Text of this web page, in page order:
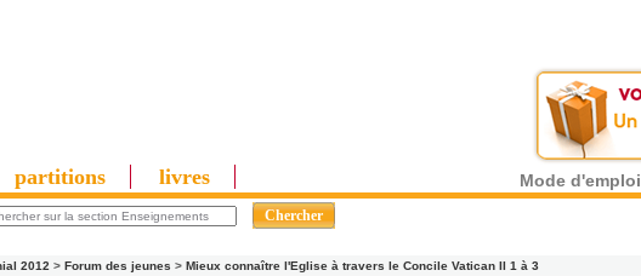
partitions livres Mode d'emploi
2012 > Forum des jeunes > Mieux connaître l'Eglise à travers le Concile Vatican II 1 à 3